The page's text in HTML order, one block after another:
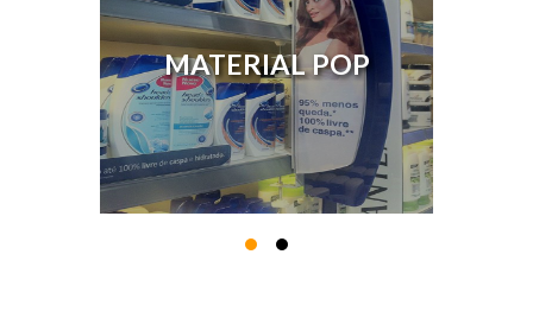
MATERIAL POP